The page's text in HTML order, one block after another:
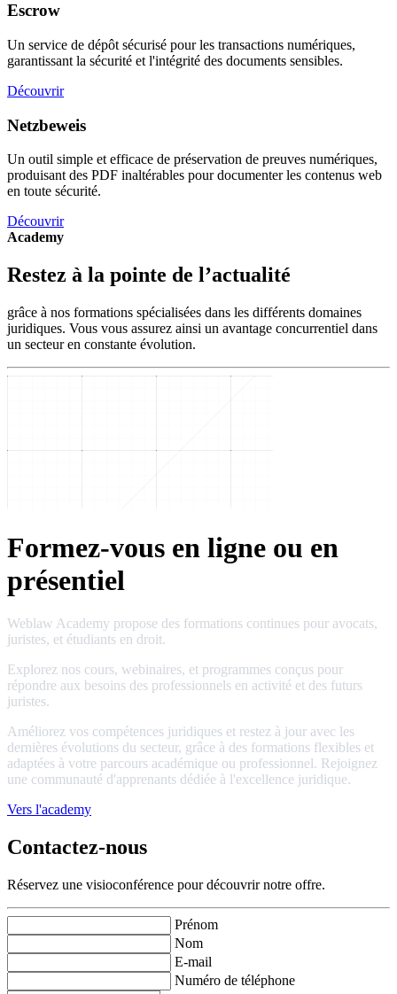
Escrow
Un service de dépôt sécurisé pour les transactions numériques,
garantissant la sécurité et l'intégrité des documents sensibles.
Découvrir
Netzbeweis
Un outil simple et efficace de préservation de preuves numériques,
produisant des PDF inaltérables pour documenter les contenus web
en toute sécurité.
Découvrir
Academy
Restez à la pointe de l’actualité
grâce à nos formations spécialisées dans les différents domaines
juridiques. Vous vous assurez ainsi un avantage concurrentiel dans
un secteur en constante évolution.
Formez-vous en ligne ou en
présentiel
Weblaw Academy propose des formations continues pour avocats,
juristes, et étudiants en droit.
Explorez nos cours, webinaires, et programmes conçus pour
répondre aux besoins des professionnels en activité et des futurs
juristes.
Améliorez vos compétences juridiques et restez à jour avec les
dernières évolutions du secteur, grâce à des formations flexibles et
adaptées à votre parcours académique ou professionnel. Rejoignez
une communauté d'apprenants dédiée à l'excellence juridique.
Vers l'academy
Contactez-nous
Réservez une visioconférence pour découvrir notre offre.
Prénom
Nom
E-mail
Numéro de téléphone